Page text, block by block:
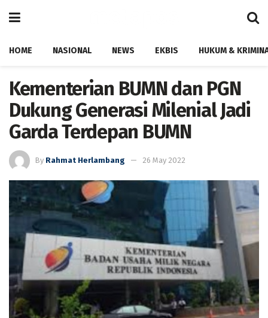
HOME NASIONAL NEWS EKBIS HUKUM &
Kementerian BUMN dan PGN
Dukung Generasi Milenial Jadi
Garda Terdepan BUMN
By Rahmat Herlambang 26 May 2022